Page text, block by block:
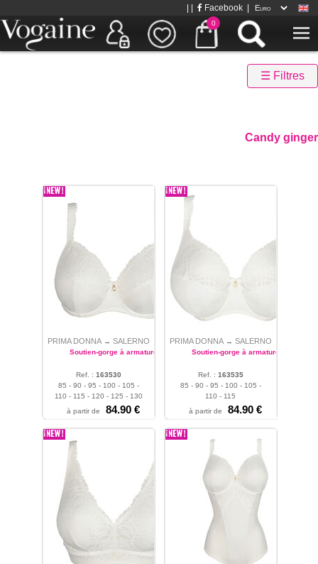
0
Facebook
☰ Filtres
Candy ginger
PRIMA DONNA → SALERNO
Soutien-gorge à armatures
Ref. : 163530
85 - 90 - 95 - 100 - 105 -
110 - 115 - 120 - 125 - 130
à partir de
84.90 €
PRIMA DONNA → SALERNO
Soutien-gorge à armatures
Ref. : 163535
85 - 90 - 95 - 100 - 105 -
110 - 115
à partir de
84.90 €